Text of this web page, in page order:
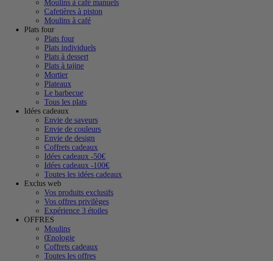
Moulins à café manuels
Cafetières à piston
Moulins à café
Plats four
Plats four
Plats individuels
Plats à dessert
Plats à tajine
Mortier
Plateaux
Le barbecue
Tous les plats
Idées cadeaux
Envie de saveurs
Envie de couleurs
Envie de design
Coffrets cadeaux
Idées cadeaux -50€
Idées cadeaux -100€
Toutes les idées cadeaux
Exclus web
Vos produits exclusifs
Vos offres privilèges
Expérience 3 étoiles
OFFRES
Moulins
Œnologie
Coffrets cadeaux
Toutes les offres